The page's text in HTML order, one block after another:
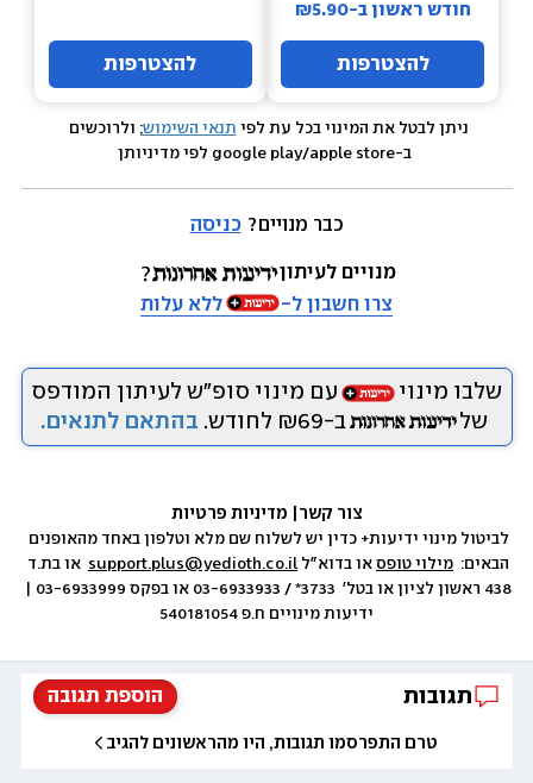
חודש ראשון ב-₪5.90
להצטרפות להצטרפות
ניתן לבטל את המינוי בכל עת לפי תנאי השימוש; ולרוכשים
כבר מנויים? כניסה
מנויים לעיתון
צרו חשבון ל-
ללא עלות
שלבו מינוי
עם מינוי סופ״ש לעיתון המודפס
של
ב-₪69 לחודש. בהתאם לתנאים.
צור קשר
הבאים: מילוי טופס או בדוא״ל support.plus@yedioth.co.il
ידיעות מינויים ח.פ 540181054
הוספת תגובה תגובות
טרם התפרסמו תגובות, היו מהראשונים להגיב